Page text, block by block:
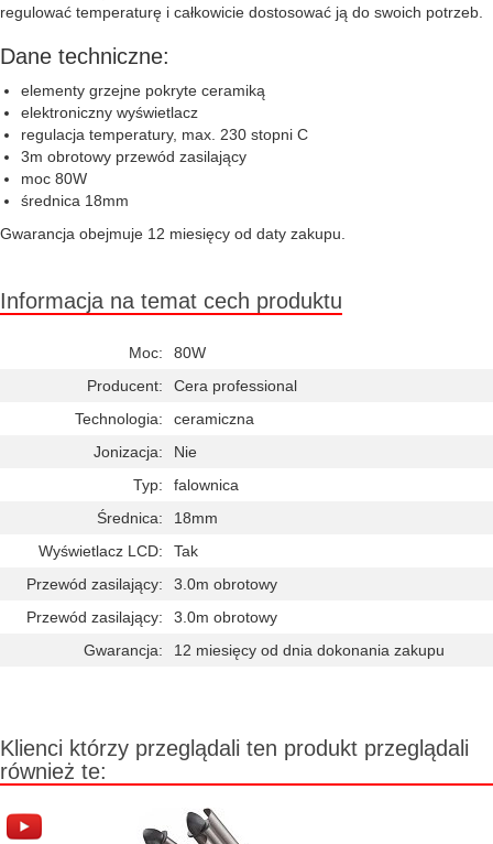
regulować temperaturę i całkowicie dostosować ją do swoich potrzeb.
Dane techniczne:
elementy grzejne pokryte ceramiką
elektroniczny wyświetlacz
regulacja temperatury, max. 230 stopni C
3m obrotowy przewód zasilający
moc 80W
średnica 18mm
Gwarancja obejmuje 12 miesięcy od daty zakupu.
Informacja na temat cech produktu
Moc:
80W
Producent:
Cera professional
Technologia:
ceramiczna
Jonizacja:
Nie
Typ:
falownica
Średnica:
18mm
Wyświetlacz LCD:
Tak
Przewód zasilający:
3.0m obrotowy
Przewód zasilający:
3.0m obrotowy
Gwarancja:
12 miesięcy od dnia dokonania zakupu
Klienci którzy przeglądali ten produkt przeglądali
również te: